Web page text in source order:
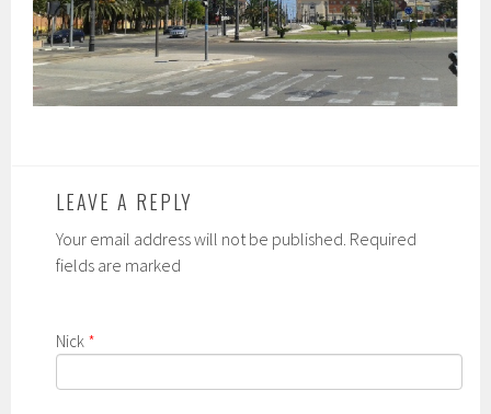
LEAVE A REPLY
Your email address will not be published. Required
fields are marked
Nick *